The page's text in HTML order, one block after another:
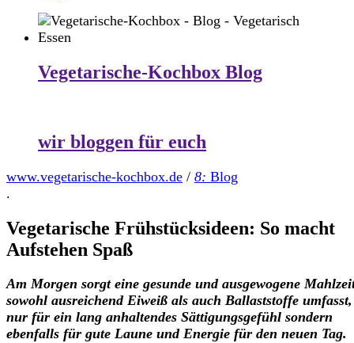
Vegetarische-Kochbox Blog
wir bloggen für euch
www.vegetarische-kochbox.de / 8: Blog
.
Vegetarische Frühstücksideen: So macht
Aufstehen Spaß
Am Morgen sorgt eine gesunde und ausgewogene
sowohl ausreichend Eiweiß als auch Ballaststoffe
nur für ein lang anhaltendes Sättigungsgefühl sondern
ebenfalls für gute Laune und Energie für den neuen Tag.